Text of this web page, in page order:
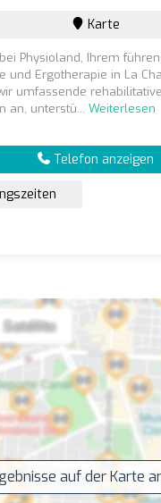
Karte
Physioland, Ihrem
und Ergotherapie in La
umfassende
an, unterstü... Weiterlesen
Telefon anzeigen
auf der Karte